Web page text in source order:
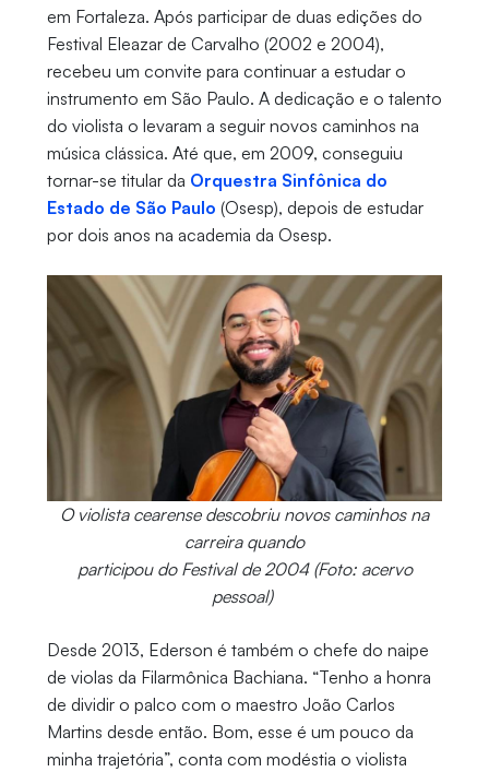
em Fortaleza. Após participar de duas edições do
Festival Eleazar de Carvalho (2002 e 2004),
recebeu um convite para continuar a estudar o
instrumento em São Paulo. A dedicação e o talento
do violista o levaram a seguir novos caminhos na
música clássica. Até que, em 2009, conseguiu
tornar-se titular da Orquestra Sinfônica do
Estado de São Paulo (Osesp), depois de estudar
por dois anos na academia da Osesp.
O violista cearense descobriu novos caminhos na
carreira quando
participou do Festival de 2004 (Foto: acervo
pessoal)
Desde 2013, Ederson é também o chefe do naipe
de violas da Filarmônica Bachiana. “Tenho a honra
de dividir o palco com o maestro João Carlos
Martins desde então. Bom, esse é um pouco da
minha trajetória”, conta com modéstia o violista